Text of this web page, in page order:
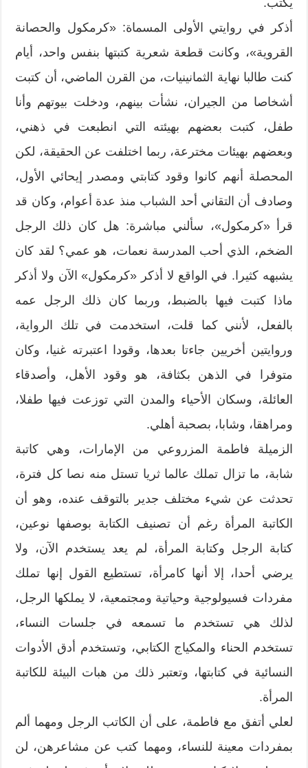
أذكر في روايتي الأولى المسماة: «كرمكول والحصانة
القروية»، وكانت قطعة شعرية كتبتها بنفس واحد، أيام
كنت طالبا نهاية الثمانينيات، من القرن الماضي، أن كتبت
أشخاصا من الجيران، نشأت بينهم، ودخلت بيوتهم وأنا
طفل، كتبت بعضهم بهيئته التي انطبعت في ذهني،
وبعضهم بهيئات مخترعة، ربما اختلفت عن الحقيقة، لكن
المحصلة أنهم كانوا وقود كتابتي ومصدر إيحائي الأول،
وصادف أن التقاني أحد الشباب منذ عدة أعوام، وكان قد
قرأ «كرمكول»، سألني مباشرة: هل كان ذلك الرجل
الضخم، الذي أحب المدرسة نعمات، هو عمي؟ لقد كان
يشبهه كثيرا. في الواقع لا أذكر «كرمكول» الآن ولا أذكر
ماذا كتبت فيها بالضبط، وربما كان ذلك الرجل عمه
بالفعل، لأنني كما قلت، استخدمت في تلك الرواية،
وروايتين أخريين جاءتا بعدها، وقودا اعتبرته غنيا، وكان
متوفرا في الذهن بكثافة، هو وقود الأهل، وأصدقاء
العائلة، وسكان الأحياء والمدن التي توزعت فيها طفلا،
ومراهقا، وشابا، بصحبة أهلي.
الزميلة فاطمة المزروعي من الإمارات، وهي كاتبة
شابة، ما تزال تملك عالما ثريا تستل منه نصا كل فترة،
تحدثت عن شيء مختلف جدير بالتوقف عنده، وهو أن
الكاتبة المرأة رغم أن تصنيف الكتابة بوصفها نوعين،
كتابة الرجل وكتابة المرأة، لم يعد يستخدم الآن، ولا
يرضي أحدا، إلا أنها كامرأة، تستطيع القول إنها تملك
مفردات فسيولوجية وحياتية ومجتمعية، لا يملكها الرجل،
لذلك هي تستخدم ما تسمعه في جلسات النساء،
تستخدم الحناء والمكياج الكتابي، وتستخدم أدق الأدوات
النسائية في كتابتها، وتعتبر ذلك من هبات البيئة للكاتبة
المرأة.
لعلي أتفق مع فاطمة، على أن الكاتب الرجل ومهما ألم
بمفردات معينة للنساء، ومهما كتب عن مشاعرهن، لن